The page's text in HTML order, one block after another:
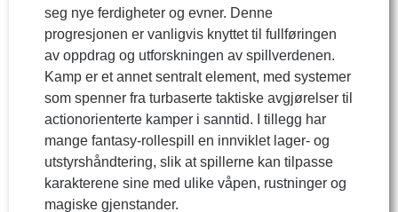
seg nye ferdigheter og evner. Denne
progresjonen er vanligvis knyttet til fullføringen
av oppdrag og utforskningen av spillverdenen.
Kamp er et annet sentralt element, med systemer
som spenner fra turbaserte taktiske avgjørelser til
actionorienterte kamper i sanntid. I tillegg har
mange fantasy-rollespill en innviklet lager- og
utstyrshåndtering, slik at spillerne kan tilpasse
karakterene sine med ulike våpen, rustninger og
magiske gjenstander.